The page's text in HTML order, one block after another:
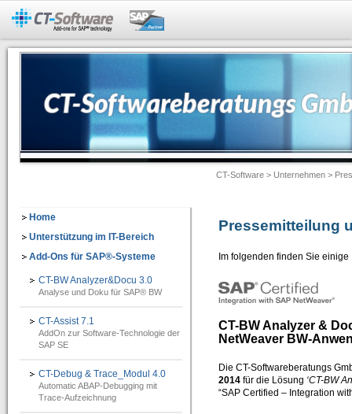
Add-Ons für SAP®-Systeme
=> Analyse und Doku für SAP® BW
Dokumentation -> Backend Objekte
Dokumentation -> Frontend Objekte
Software-Assistenten
Checklisten-Dokumentation von BW-Objekten
CT-Assist 7.1
=> Add-On zur Softwaretechnologie der SAP SE: Analyse, Entwicklung,
IT-Leitung
IT-Organisation
CT-Software > Unternehmen >
Pressemitteilung
Im folgenden finden Sie
CT-BW Analyzer &
NetWeaver BW-
Die CT-Softwareberatungs
2014für die Lösung ‘CT-BW
“SAP Certified – Integration
Home
Unterstützung im IT-Bereich
Add-Ons für SAP®-Systeme
CT-BW Analyzer&Docu 3.0
Analyse und Doku für SAP® BW
CT-Assist 7.1
AddOn zur Software-Technologie der
SAP SE
CT-Debug & Trace_Modul 4.0
Automatic ABAP-Debugging mit
Trace-Aufzeichnung